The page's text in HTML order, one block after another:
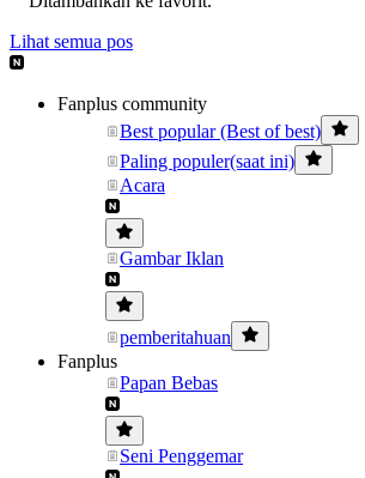
Lihat semua pos
Fanplus community
Best popular (Best of best)
Paling populer(saat ini)
Acara
Gambar Iklan
pemberitahuan
Fanplus
Papan Bebas
Seni Penggemar